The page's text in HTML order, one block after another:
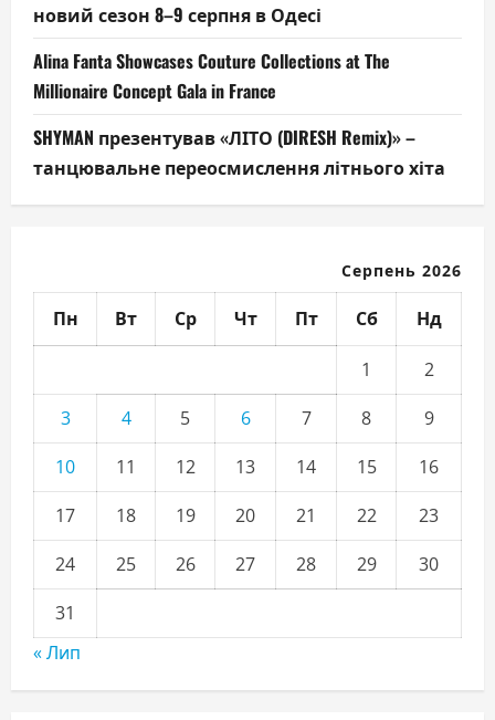
новий сезон 8–9 серпня в Одесі
Alina Fanta Showcases Couture Collections at The
Millionaire Concept Gala in France
SHYMAN презентував «ЛІТО (DIRESH Remix)» –
танцювальне переосмислення літнього хіта
Серпень 2026
Пн Вт Ср Чт Пт Сб Нд
1
2
3
4 5 6 7 8
9
10
11 12 13 14 15
16
17
18 19 20 21 22
23
24
25 26 27 28 29
30
31
« Лип